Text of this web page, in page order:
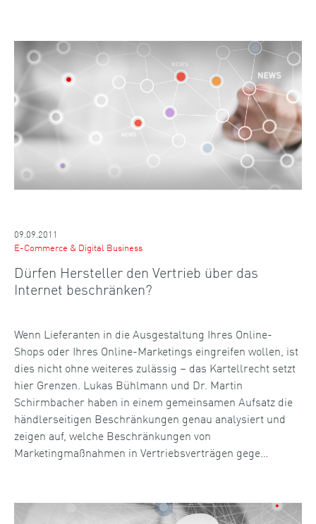
09.09.2011
E-Commerce & Digital Business
Dürfen Hersteller den Vertrieb über das
Internet beschränken?
Wenn Lieferanten in die Ausgestaltung Ihres Online-
Shops oder Ihres Online-Marketings eingreifen wollen, ist
dies nicht ohne weiteres zulässig – das Kartellrecht setzt
hier Grenzen. Lukas Bühlmann und Dr. Martin
Schirmbacher haben in einem gemeinsamen Aufsatz die
händlerseitigen Beschränkungen genau analysiert und
zeigen auf, welche Beschränkungen von
Marketingmaßnahmen in Vertriebsverträgen gege…